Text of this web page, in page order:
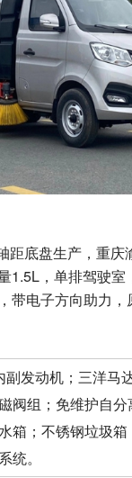
距底盘生产，重庆
1.5L，单排驾驶室
带电子方向助力，
副发动机；三洋马
阀组；免维护自
箱；不锈钢垃圾
统。